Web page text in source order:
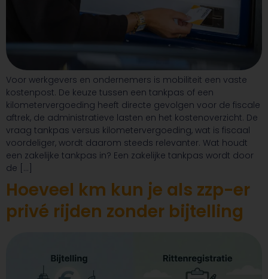
Voor werkgevers en ondernemers is mobiliteit een vaste
kostenpost. De keuze tussen een tankpas of een
kilometervergoeding heeft directe gevolgen voor de fiscale
aftrek, de administratieve lasten en het kostenoverzicht. De
vraag tankpas versus kilometervergoeding, wat is fiscaal
voordeliger, wordt daarom steeds relevanter. Wat houdt
een zakelijke tankpas in? Een zakelijke tankpas wordt door
de […]
Hoeveel km kun je als zzp-er
privé rijden zonder bijtelling